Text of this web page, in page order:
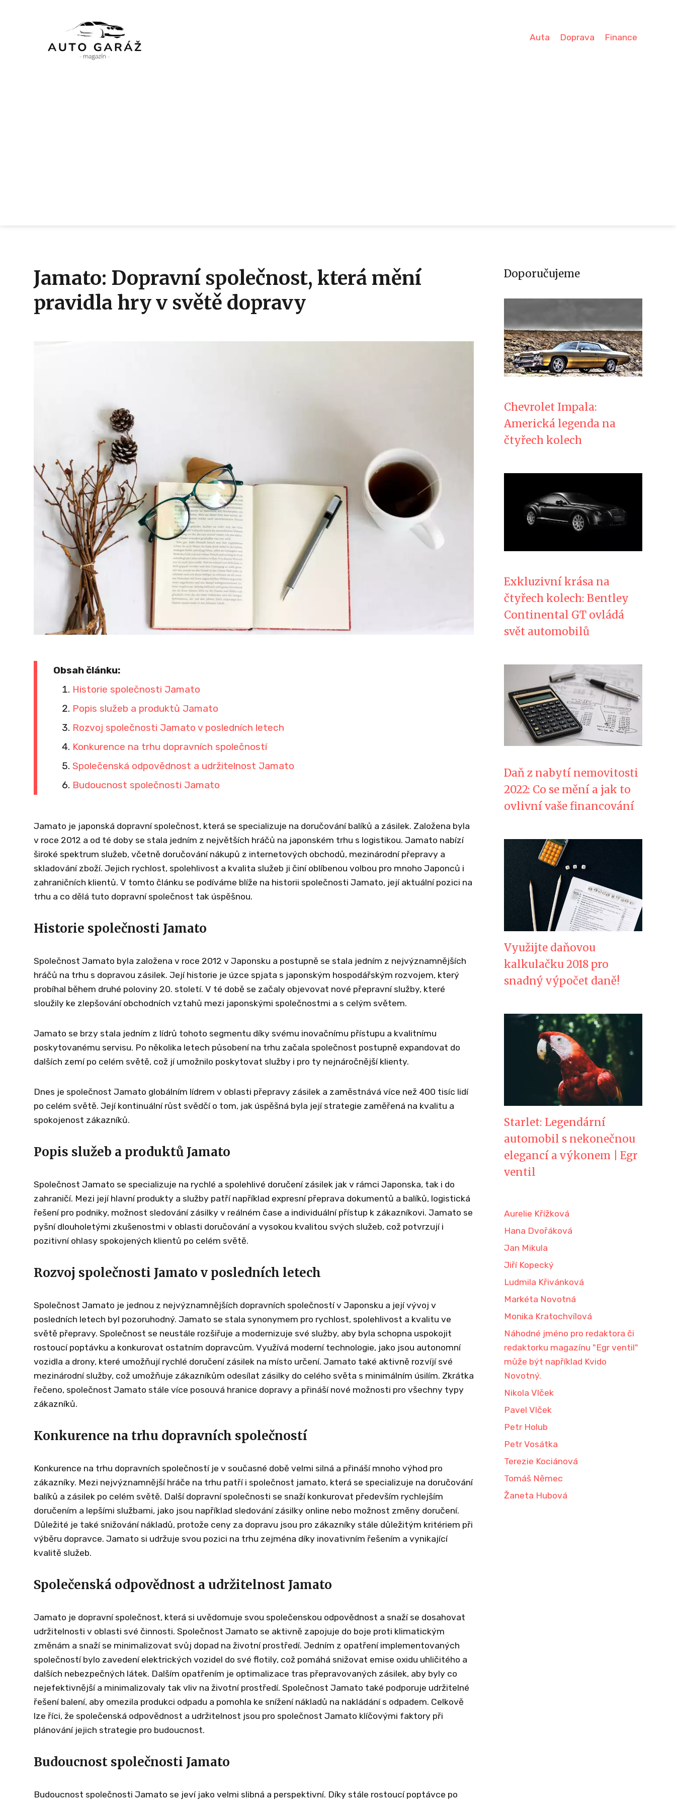
Auta Doprava Finance
Jamato: Dopravní společnost, která mění
pravidla hry v světě dopravy
Obsah článku:
Historie společnosti Jamato
Popis služeb a produktů Jamato
Rozvoj společnosti Jamato v posledních letech
Konkurence na trhu dopravních společností
Společenská odpovědnost a udržitelnost Jamato
Budoucnost společnosti Jamato
Jamato je japonská dopravní společnost, která se specializuje na doručování balíků a zásilek. Založena byla
v roce 2012 a od té doby se stala jedním z největších hráčů na japonském trhu s logistikou. Jamato nabízí
široké spektrum služeb, včetně doručování nákupů z internetových obchodů, mezinárodní přepravy a
skladování zboží. Jejich rychlost, spolehlivost a kvalita služeb ji činí oblíbenou volbou pro mnoho Japonců i
zahraničních klientů. V tomto článku se podíváme blíže na historii společnosti Jamato, její aktuální pozici na
trhu a co dělá tuto dopravní společnost tak úspěšnou.
Historie společnosti Jamato
Společnost Jamato byla založena v roce 2012 v Japonsku a postupně se stala jedním z nejvýznamnějších
hráčů na trhu s dopravou zásilek. Její historie je úzce spjata s japonským hospodářským rozvojem, který
probíhal během druhé poloviny 20. století. V té době se začaly objevovat nové přepravní služby, které
sloužily ke zlepšování obchodních vztahů mezi japonskými společnostmi a s celým světem.
Jamato se brzy stala jedním z lídrů tohoto segmentu díky svému inovačnímu přístupu a kvalitnímu
poskytovanému servisu. Po několika letech působení na trhu začala společnost postupně expandovat do
dalších zemí po celém světě, což jí umožnilo poskytovat služby i pro ty nejnáročnější klienty.
Dnes je společnost Jamato globálním lídrem v oblasti přepravy zásilek a zaměstnává více než 400 tisíc lidí
po celém světě. Její kontinuální růst svědčí o tom, jak úspěšná byla její strategie zaměřená na kvalitu a
spokojenost zákazníků.
Popis služeb a produktů Jamato
Společnost Jamato se specializuje na rychlé a spolehlivé doručení zásilek jak v rámci Japonska, tak i do
zahraničí. Mezi její hlavní produkty a služby patří například expresní přeprava dokumentů a balíků, logistická
řešení pro podniky, možnost sledování zásilky v reálném čase a individuální přístup k zákazníkovi. Jamato se
pyšní dlouholetými zkušenostmi v oblasti doručování a vysokou kvalitou svých služeb, což potvrzují i
pozitivní ohlasy spokojených klientů po celém světě.
Rozvoj společnosti Jamato v posledních letech
Společnost Jamato je jednou z nejvýznamnějších dopravních společností v Japonsku a její vývoj v
posledních letech byl pozoruhodný. Jamato se stala synonymem pro rychlost, spolehlivost a kvalitu ve
světě přepravy. Společnost se neustále rozšiřuje a modernizuje své služby, aby byla schopna uspokojit
rostoucí poptávku a konkurovat ostatním dopravcům. Využívá moderní technologie, jako jsou autonomní
vozidla a drony, které umožňují rychlé doručení zásilek na místo určení. Jamato také aktivně rozvíjí své
mezinárodní služby, což umožňuje zákazníkům odesílat zásilky do celého světa s minimálním úsilím. Zkrátka
řečeno, společnost Jamato stále více posouvá hranice dopravy a přináší nové možnosti pro všechny typy
zákazníků.
Konkurence na trhu dopravních společností
Konkurence na trhu dopravních společností je v současné době velmi silná a přináší mnoho výhod pro
zákazníky. Mezi nejvýznamnější hráče na trhu patří i společnost jamato, která se specializuje na doručování
balíků a zásilek po celém světě. Další dopravní společnosti se snaží konkurovat především rychlejším
doručením a lepšími službami, jako jsou například sledování zásilky online nebo možnost změny doručení.
Důležité je také snižování nákladů, protože ceny za dopravu jsou pro zákazníky stále důležitým kritériem při
výběru dopravce. Jamato si udržuje svou pozici na trhu zejména díky inovativním řešením a vynikající
kvalitě služeb.
Společenská odpovědnost a udržitelnost Jamato
Jamato je dopravní společnost, která si uvědomuje svou společenskou odpovědnost a snaží se dosahovat
udržitelnosti v oblasti své činnosti. Společnost Jamato se aktivně zapojuje do boje proti klimatickým
změnám a snaží se minimalizovat svůj dopad na životní prostředí. Jedním z opatření implementovaných
společností bylo zavedení elektrických vozidel do své flotily, což pomáhá snižovat emise oxidu uhličitého a
dalších nebezpečných látek. Dalším opatřením je optimalizace tras přepravovaných zásilek, aby byly co
nejefektivnější a minimalizovaly tak vliv na životní prostředí. Společnost Jamato také podporuje udržitelné
řešení balení, aby omezila produkci odpadu a pomohla ke snížení nákladů na nakládání s odpadem. Celkově
lze říci, že společenská odpovědnost a udržitelnost jsou pro společnost Jamato klíčovými faktory při
plánování jejich strategie pro budoucnost.
Budoucnost společnosti Jamato
Budoucnost společnosti Jamato se jeví jako velmi slibná a perspektivní. Díky stále rostoucí poptávce po
Doporučujeme
Chevrolet Impala:
Americká legenda na
čtyřech kolech
Exkluzivní krása na
čtyřech kolech: Bentley
Continental GT ovládá
svět automobilů
Daň z nabytí nemovitosti
2022: Co se mění a jak to
ovlivní vaše financování
Využijte daňovou
kalkulačku 2018 pro
snadný výpočet daně!
Starlet: Legendární
automobil s nekonečnou
elegancí a výkonem | Egr
ventil
Aurelie Křížková
Hana Dvořáková
Jan Mikula
Jiří Kopecký
Ludmila Křivánková
Markéta Novotná
Monika Kratochvílová
Náhodné jméno pro redaktora či
redaktorku magazínu "Egr ventil"
může být například Kvido
Novotný.
Nikola Vlček
Pavel Vlček
Petr Holub
Petr Vosátka
Terezie Kociánová
Tomáš Němec
Žaneta Hubová